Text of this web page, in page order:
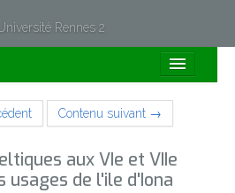
Contenu suivant →
aux VIe et VIIe
usages de l'ile d'Iona